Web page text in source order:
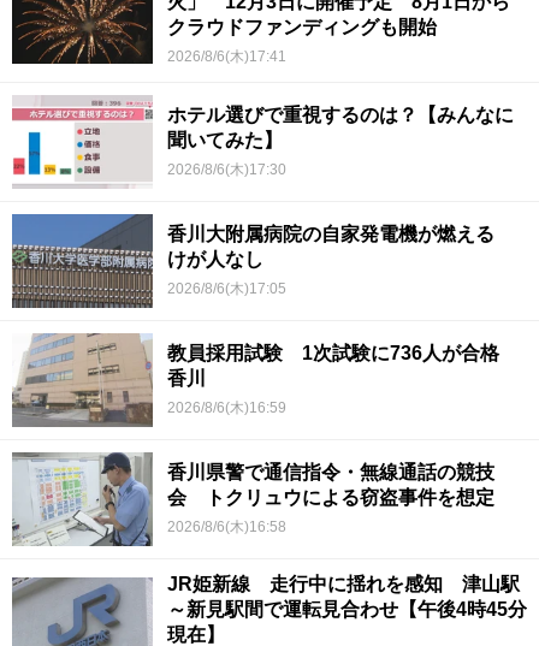
クラウドファンディングも開始
2026/8/6(木)17:41
ホテル選びで重視するのは？【みんなに
聞いてみた】
2026/8/6(木)17:30
香川大附属病院の自家発電機が燃える
けが人なし
2026/8/6(木)17:05
教員採用試験 1次試験に736人が合格
香川
2026/8/6(木)16:59
香川県警で通信指令・無線通話の競技
会 トクリュウによる窃盗事件を想定
2026/8/6(木)16:58
JR姫新線 走行中に揺れを感知 津山駅
～新見駅間で運転見合わせ【午後4時45分
現在】